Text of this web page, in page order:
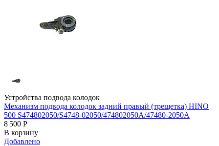
Устройства подвода колодок
Механизм подвода колодок задний правый (трещетка) HINO
500 S474802050/S4748-02050/474802050A/47480-2050A
8 500 Р
В корзину
Добавлено